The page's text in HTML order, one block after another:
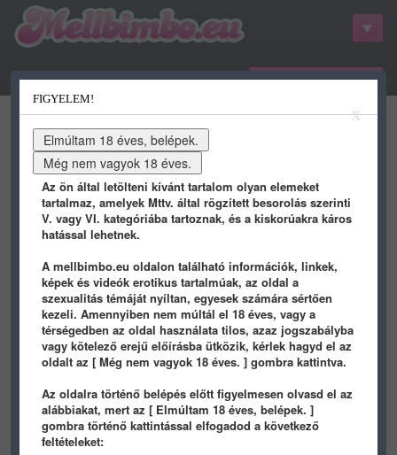
belépés / regisztráció
kategóriák hots gifs porn
youtube qdb
Képek / Természetképek
X
FIGYELEM!
Az ön által letölteni kívánt tartalom olyan elemeket
tartalmaz, amelyek Mttv. által rögzített besorolás szerinti
V. vagy VI. kategóriába tartoznak, és a kiskorúakra káros
hatással lehetnek.
A mellbimbo.eu oldalon található információk, linkek,
képek és videók erotikus tartalmúak, az oldal a
szexualitás témáját nyíltan, egyesek számára sértően
kezeli. Amennyiben nem múltál el 18 éves, vagy a
térségedben az oldal használata tilos, azaz jogszabályba
vagy kötelező erejű előírásba ütközik, kérlek hagyd el az
oldalt az [ Még nem vagyok 18 éves. ] gombra kattintva.
Az oldalra történő belépés előtt figyelmesen olvasd el az
alábbiakat, mert az [ Elmúltam 18 éves, belépek. ]
gombra történő kattintással elfogadod a következő
feltételeket: